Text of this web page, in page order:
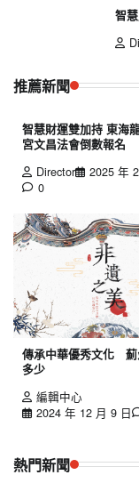
智
推薦新聞
智慧財運雙加持 東海
宮文昌法會倒數報名
Director
2025 年
0
傳承中華優秀文化 薊
多少
編輯中心
2024 年 12 月 9 日
熱門新聞